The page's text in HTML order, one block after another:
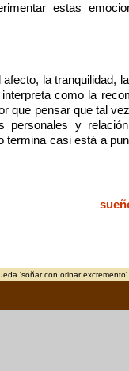
estas
la tranquilidad,
como la
que pensar que tal
personales y
termina casi está a
'soñar con orinar excremento'